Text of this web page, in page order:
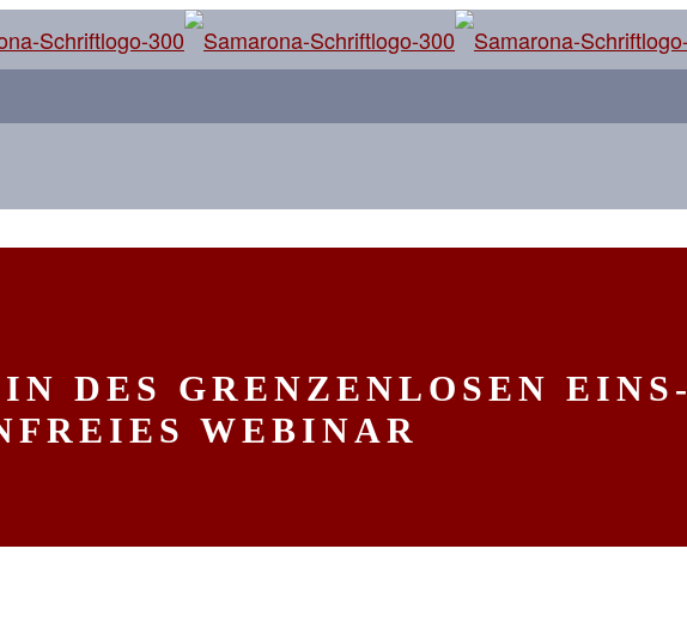
DES GRENZENLOSEN EINS-
WEBINAR